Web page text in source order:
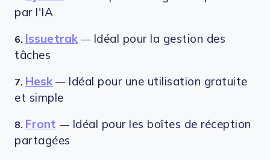
par l’IA
6. Issuetrak — Idéal pour la gestion des
tâches
7. Hesk —
Idéal pour une utilisation gratuite
et simple
8. Front — Idéal pour les boîtes de réception
partagées